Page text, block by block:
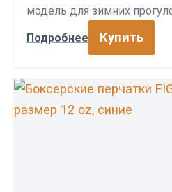
модель для зимних
Подробнее Купить